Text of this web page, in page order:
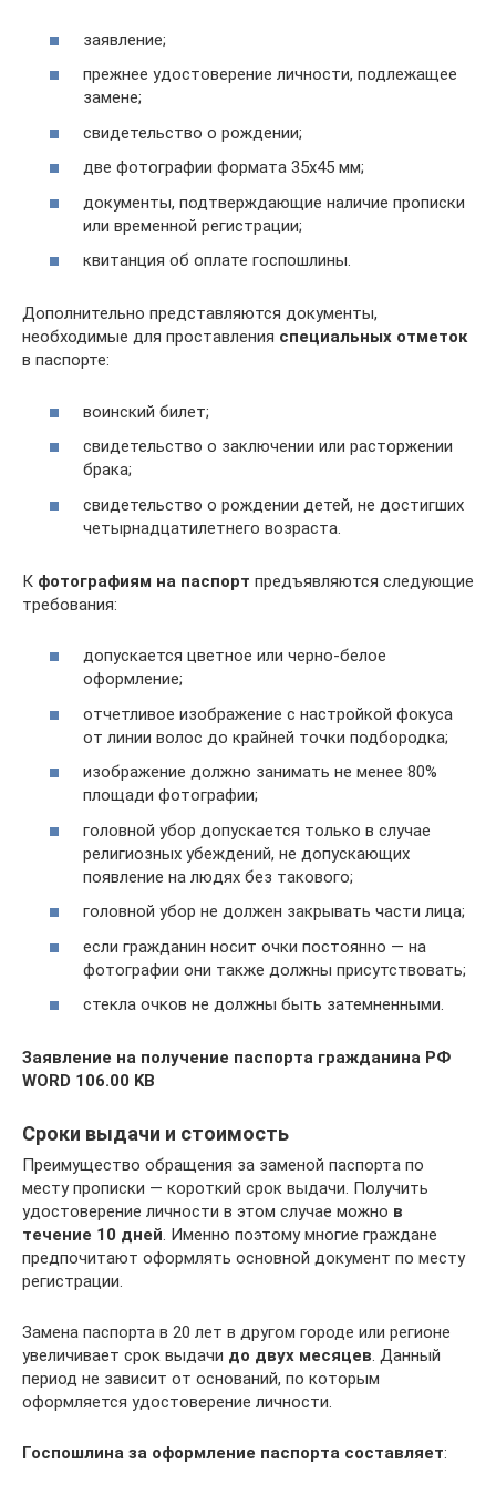
заявление;
прежнее удостоверение личности, подлежащее
замене;
свидетельство о рождении;
две фотографии формата 35х45 мм;
документы, подтверждающие наличие прописки
или временной регистрации;
квитанция об оплате госпошлины.
Дополнительно представляются документы,
необходимые для проставления специальных отметок
в паспорте:
воинский билет;
свидетельство о заключении или расторжении
брака;
свидетельство о рождении детей, не достигших
четырнадцатилетнего возраста.
К фотографиям на паспорт предъявляются следующие
требования:
допускается цветное или черно-белое
оформление;
отчетливое изображение с настройкой фокуса
от линии волос до крайней точки подбородка;
изображение должно занимать не менее 80%
площади фотографии;
головной убор допускается только в случае
религиозных убеждений, не допускающих
появление на людях без такового;
головной убор не должен закрывать части лица;
если гражданин носит очки постоянно — на
фотографии они также должны присутствовать;
стекла очков не должны быть затемненными.
Заявление на получение паспорта гражданина РФ
WORD 106.00 KB
Сроки выдачи и стоимость
Преимущество обращения за заменой паспорта по
месту прописки — короткий срок выдачи. Получить
удостоверение личности в этом случае можно в
течение 10 дней. Именно поэтому многие граждане
предпочитают оформлять основной документ по месту
регистрации.
Замена паспорта в 20 лет в другом городе или регионе
увеличивает срок выдачи до двух месяцев. Данный
период не зависит от оснований, по которым
оформляется удостоверение личности.
Госпошлина за оформление паспорта составляет: